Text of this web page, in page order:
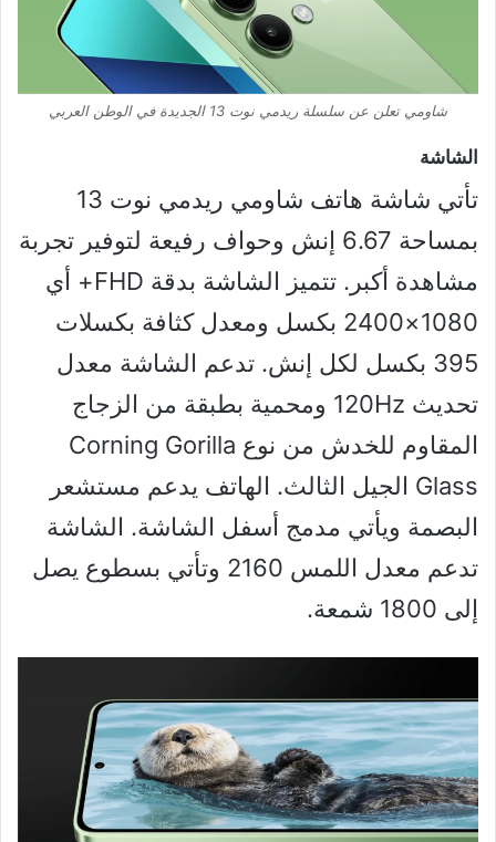
شاومي تعلن عن سلسلة ريدمي نوت 13 الجديدة في الوطن العربي
الشاشة
تأتي شاشة هاتف شاومي ريدمي نوت 13
بمساحة 6.67 إنش وحواف رفيعة لتوفير تجربة
مشاهدة أكبر. تتميز الشاشة بدقة FHD+ أي
1080×2400 بكسل ومعدل كثافة بكسلات
395 بكسل لكل إنش. تدعم الشاشة معدل
تحديث 120Hz ومحمية بطبقة من الزجاج
المقاوم للخدش من نوع Corning Gorilla
Glass الجيل الثالث. الهاتف يدعم مستشعر
البصمة ويأتي مدمج أسفل الشاشة. الشاشة
تدعم معدل اللمس 2160 وتأتي بسطوع يصل
إلى 1800 شمعة.